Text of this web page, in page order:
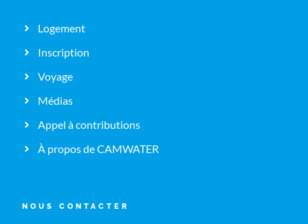
Logement
Inscription
Voyage
Médias
Appel à contributions
À propos de CAMWATER
NOUS CONTACTER